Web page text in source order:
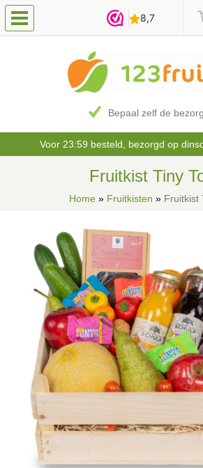
Bepaal zelf de
Voor 23:59 besteld, bezorgd op
Fruitkist Tiny
Home » Fruitkisten » Fruitkist